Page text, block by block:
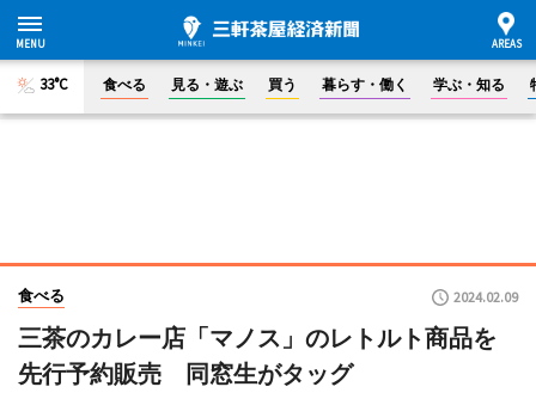
33°C 食べる 見る・遊ぶ 買う 暮らす・働く 学ぶ・知る
食べる 2024.02.09
三茶のカレー店「マノス」のレトルト商品を
先行予約販売 同窓生がタッグ